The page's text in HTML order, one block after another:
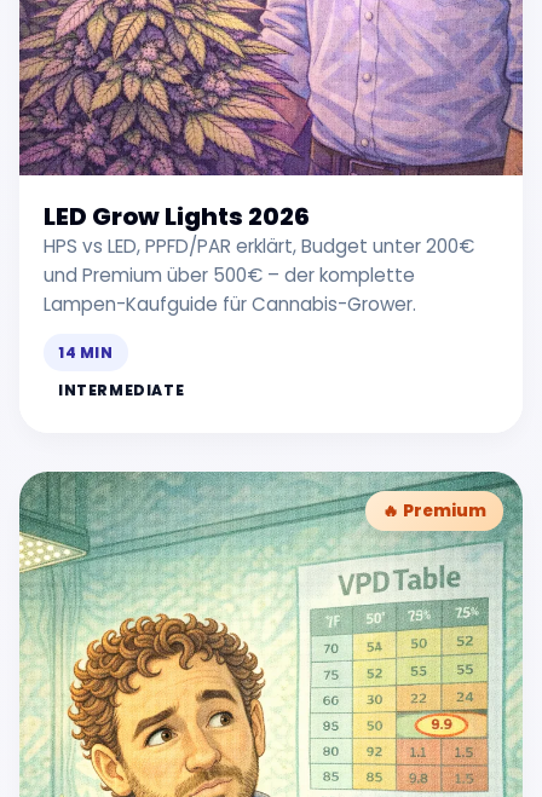
LED Grow Lights 2026
HPS vs LED, PPFD/PAR erklärt, Budget unter 200€
und Premium über 500€ – der komplette
Lampen-Kaufguide für Cannabis-Grower.
14 MIN
INTERMEDIATE
🔥 Premium